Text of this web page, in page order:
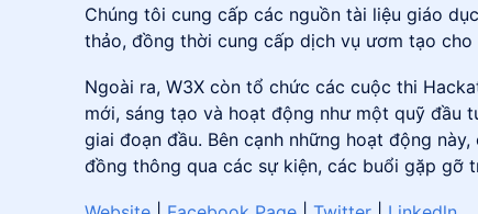
Chúng tôi cung cấp các nguồn tài liệu giáo
thảo, đồng thời cung cấp dịch vụ ươm tạo cho
​​Ngoài ra, W3X còn tổ chức các cuộc thi
mới, sáng tạo và hoạt động như một quỹ đầu
giai đoạn đầu. Bên cạnh những hoạt động
đồng thông qua các sự kiện, các buổi gặp gỡ